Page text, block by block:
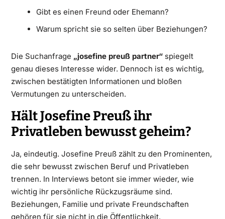
Gibt es einen Freund oder Ehemann?
Warum spricht sie so selten über Beziehungen?
Die Suchanfrage „josefine preuß partner“spiegelt
genau dieses Interesse wider. Dennoch ist es wichtig,
zwischen bestätigten Informationen und bloßen
Vermutungen zu unterscheiden.
Hält Josefine Preuß ihr
Privatleben bewusst geheim?
Ja, eindeutig. Josefine Preuß zählt zu den Prominenten,
die sehr bewusst zwischen Beruf und Privatleben
trennen. In Interviews betont sie immer wieder, wie
wichtig ihr persönliche Rückzugsräume sind.
Beziehungen, Familie und private Freundschaften
gehören für sie nicht in die Öffentlichkeit.